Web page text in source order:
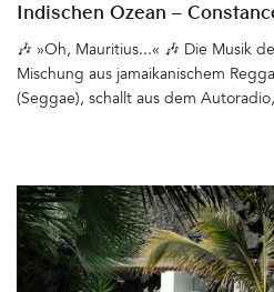
Indischen Ozean –
Mauritius
🎶 »Oh, Mauritius...« 🎶 Die Musik
Mischung aus jamaikanischem
(Seggae), schallt aus dem
transportieren die Beats und Texte
Mauritius zu spüren ist. Hier leben
unterschiedlicher Kulturen friedvoll
freundlich, hilfsbereit, entspannt.